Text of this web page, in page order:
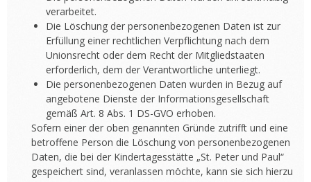
verarbeitet.
Die Löschung der personenbezogenen Daten ist zur
Erfüllung einer rechtlichen Verpflichtung nach dem
Unionsrecht oder dem Recht der Mitgliedstaaten
erforderlich, dem der Verantwortliche unterliegt.
Die personenbezogenen Daten wurden in Bezug auf
angebotene Dienste der Informationsgesellschaft
gemäß Art. 8 Abs. 1 DS-GVO erhoben.
Sofern einer der oben genannten Gründe zutrifft und eine
betroffene Person die Löschung von personenbezogenen
Daten, die bei der Kindertagesstätte „St. Peter und Paul“
gespeichert sind, veranlassen möchte, kann sie sich hierzu